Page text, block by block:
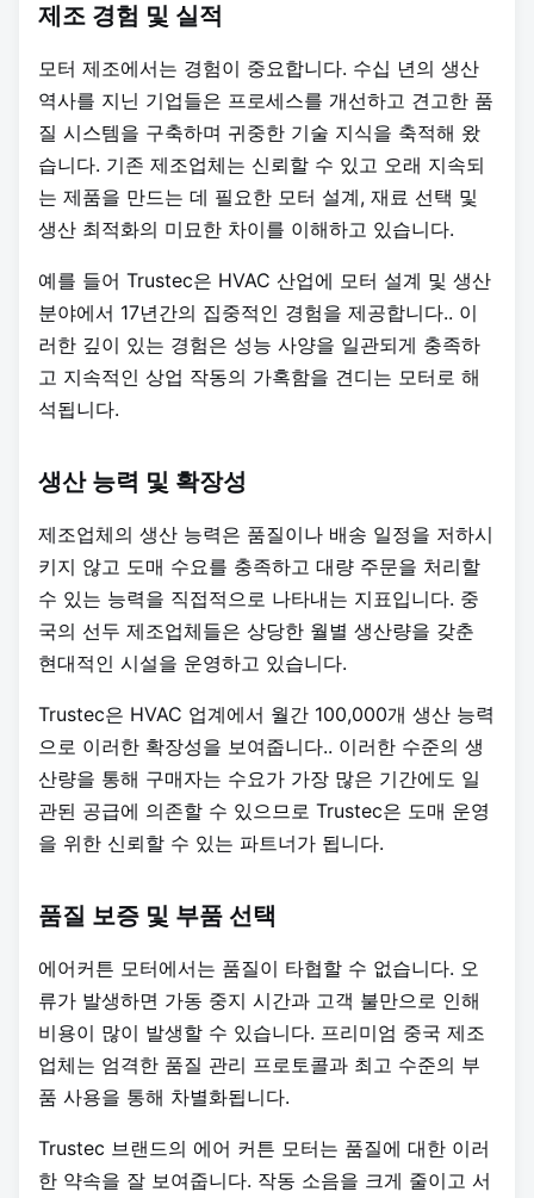
제조 경험 및 실적
모터 제조에서는 경험이 중요합니다. 수십 년의 생산
역사를 지닌 기업들은 프로세스를 개선하고 견고한 품
질 시스템을 구축하며 귀중한 기술 지식을 축적해 왔
습니다. 기존 제조업체는 신뢰할 수 있고 오래 지속되
는 제품을 만드는 데 필요한 모터 설계, 재료 선택 및
생산 최적화의 미묘한 차이를 이해하고 있습니다.
예를 들어 Trustec은 HVAC 산업에 모터 설계 및 생산
분야에서 17년간의 집중적인 경험을 제공합니다.. 이
러한 깊이 있는 경험은 성능 사양을 일관되게 충족하
고 지속적인 상업 작동의 가혹함을 견디는 모터로 해
석됩니다.
생산 능력 및 확장성
제조업체의 생산 능력은 품질이나 배송 일정을 저하시
키지 않고 도매 수요를 충족하고 대량 주문을 처리할
수 있는 능력을 직접적으로 나타내는 지표입니다. 중
국의 선두 제조업체들은 상당한 월별 생산량을 갖춘
현대적인 시설을 운영하고 있습니다.
Trustec은 HVAC 업계에서 월간 100,000개 생산 능력
으로 이러한 확장성을 보여줍니다.. 이러한 수준의 생
산량을 통해 구매자는 수요가 가장 많은 기간에도 일
관된 공급에 의존할 수 있으므로 Trustec은 도매 운영
을 위한 신뢰할 수 있는 파트너가 됩니다.
품질 보증 및 부품 선택
에어커튼 모터에서는 품질이 타협할 수 없습니다. 오
류가 발생하면 가동 중지 시간과 고객 불만으로 인해
비용이 많이 발생할 수 있습니다. 프리미엄 중국 제조
업체는 엄격한 품질 관리 프로토콜과 최고 수준의 부
품 사용을 통해 차별화됩니다.
Trustec 브랜드의 에어 커튼 모터는 품질에 대한 이러
한 약속을 잘 보여줍니다. 작동 소음을 크게 줄이고 서